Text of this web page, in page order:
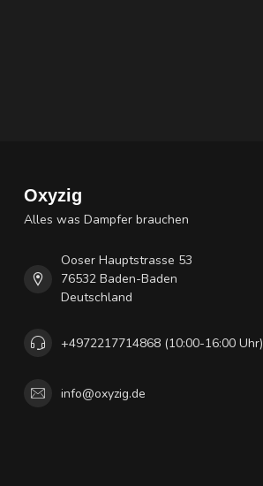
Oxyzig
Alles was Dampfer brauchen
Ooser Hauptstrasse 53
76532 Baden-Baden
Deutschland
+4972217714868 (10:00-16:00 Uhr)
info@oxyzig.de